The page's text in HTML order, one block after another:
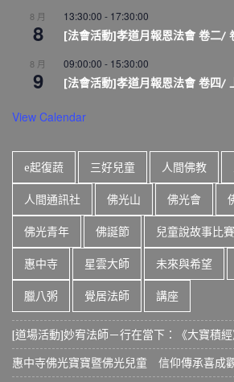
8 月
8
13:30:00 - 17:30:00
[法會活動]孝道月報恩法會 卷二/
8 月
9
09:00:00 - 15:30:00
[法會活動]孝道月報恩法會 卷四/
View Calendar
e起復蔬 三好兒童 人間佛教
人間通訊社 佛光山 佛光會
佛光青年 佛誕節 兒童說故事比賽
惠中寺 星雲大師 未來與希望
臘八粥 覺居法師 講座
[道場活動]妙宥法師－行在當下：《大寶積
惠中寺佛光寶寶暨佛光兒童 信仰傳承喜成